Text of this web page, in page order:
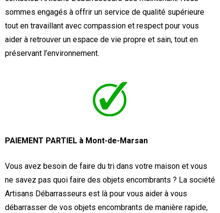
sommes engagés à offrir un service de qualité supérieure
tout en travaillant avec compassion et respect pour vous
aider à retrouver un espace de vie propre et sain, tout en
préservant l’environnement.
PAIEMENT PARTIEL à Mont-de-Marsan
Vous avez besoin de faire du tri dans votre maison et vous
ne savez pas quoi faire des objets encombrants ? La société
Artisans Débarrasseurs est là pour vous aider à vous
débarrasser de vos objets encombrants de manière rapide,